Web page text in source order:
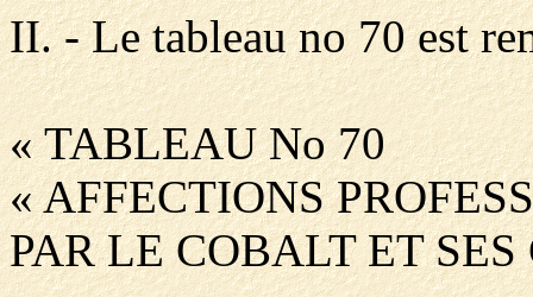
II. - Le tableau no 70 est
« TABLEAU No 70
« AFFECTIONS
PAR LE COBALT ET SES